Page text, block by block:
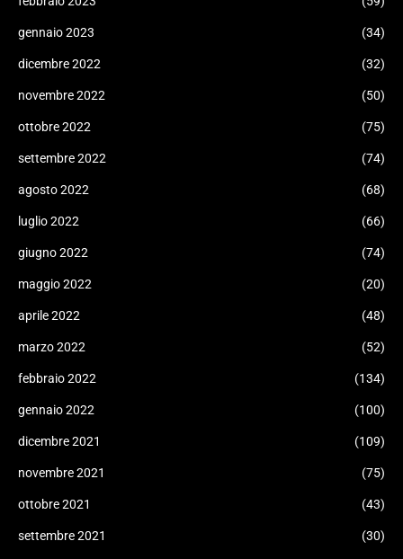
gennaio 2023 (34)
dicembre 2022 (32)
novembre 2022 (50)
ottobre 2022 (75)
settembre 2022 (74)
agosto 2022 (68)
luglio 2022 (66)
giugno 2022 (74)
maggio 2022 (20)
aprile 2022 (48)
marzo 2022 (52)
febbraio 2022 (134)
gennaio 2022 (100)
dicembre 2021 (109)
novembre 2021 (75)
ottobre 2021 (43)
settembre 2021 (30)